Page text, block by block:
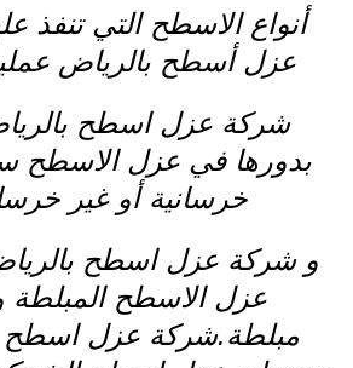
أنواع الاسطح التي تنفذ
عزل أسطح بالرياض
شركة عزل اسطح
بدورها في عزل الاسطح
خرسانية أو غير
و شركة عزل اسطح
عزل الاسطح المبلطة
مبلطة.شركة عزل اسطح